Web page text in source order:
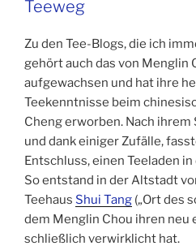
nicht?“
Teeweg
Zu den Tee-Blogs, die ich
gehört auch das von Menglin
aufgewachsen und hat ihre
Teekenntnisse beim
Cheng erworben. Nach
und dank einiger Zufälle,
Entschluss, einen Teeladen
So entstand in der Altstadt
Teehaus Shui Tang („Ort des
dem Menglin Chou ihren
schließlich verwirklicht hat.